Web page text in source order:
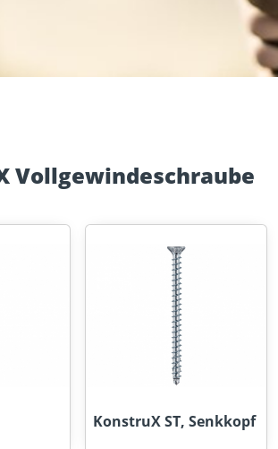
Vollgewindeschraube
KonstruX ST, Senkkopf